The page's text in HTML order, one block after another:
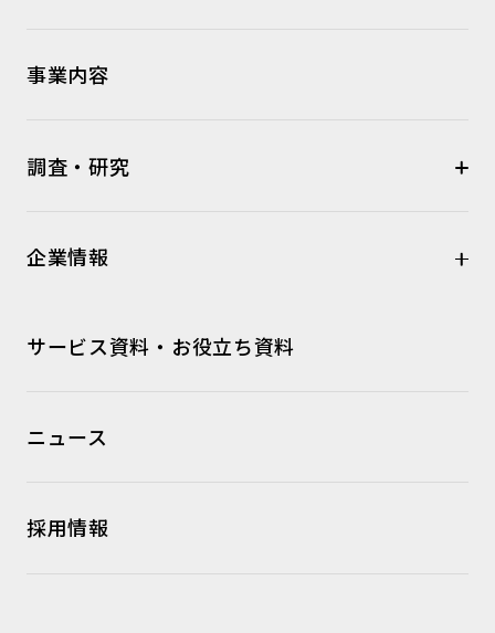
事業内容
調査・研究
企業情報
サービス資料・お役立ち資料
ニュース
採用情報